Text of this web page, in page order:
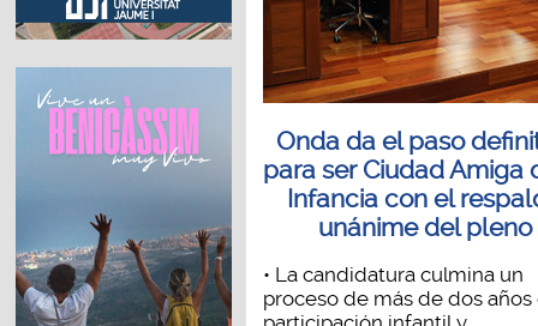
Onda da el paso
para ser Ciudad Amiga
Infancia con el
unánime del pleno
• La candidatura culmina un
proceso de más de dos años